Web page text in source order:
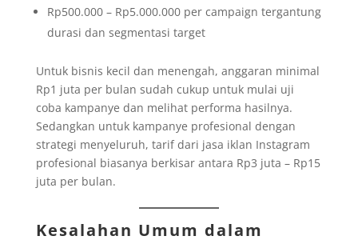
Rp500.000 – Rp5.000.000 per campaign tergantung
durasi dan segmentasi target
Untuk bisnis kecil dan menengah, anggaran minimal
Rp1 juta per bulan sudah cukup untuk mulai uji
coba kampanye dan melihat performa hasilnya.
Sedangkan untuk kampanye profesional dengan
strategi menyeluruh, tarif dari jasa iklan Instagram
profesional biasanya berkisar antara Rp3 juta – Rp15
juta per bulan.
Kesalahan Umum dalam